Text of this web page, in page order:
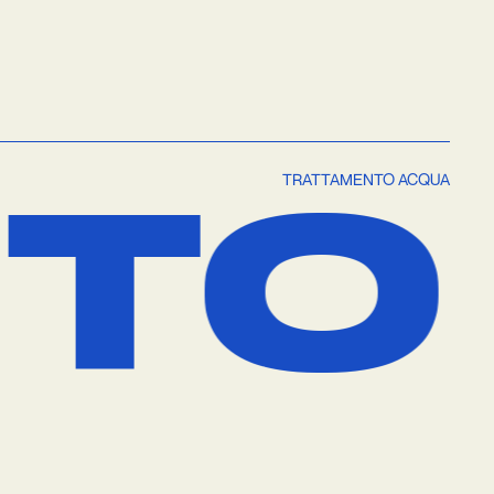
TRATTAMENTO ACQUA